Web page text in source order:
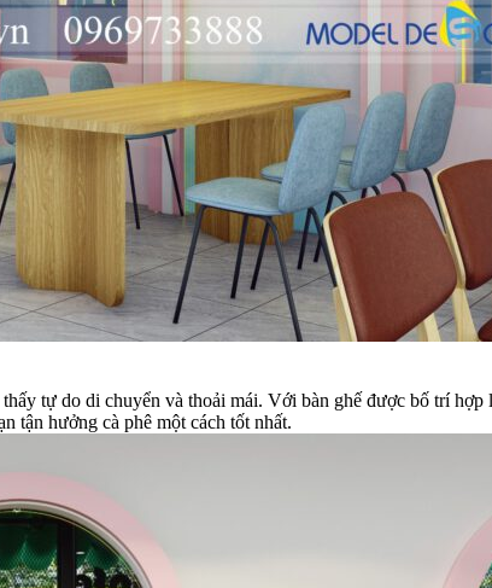
thấy tự do di chuyển và thoải mái. Với bàn ghế được bố trí
tận hưởng cà phê một cách tốt nhất.